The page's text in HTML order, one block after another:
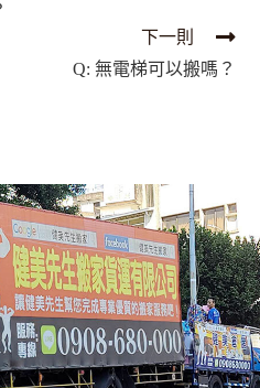
下一則
Q: 無電梯可以搬嗎？